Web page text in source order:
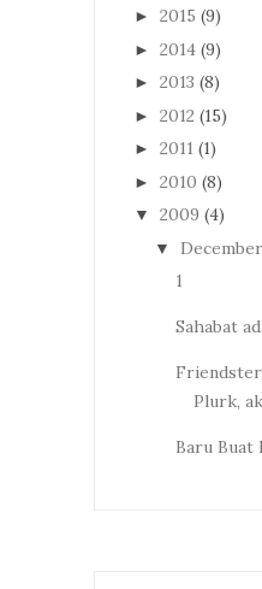
► 2015 (9)
► 2014 (9)
► 2013 (8)
► 2012 (15)
► 2011 (1)
► 2010 (8)
▼ 2009 (4)
▼ December
1
Sahabat
Plurk,
Baru Buat